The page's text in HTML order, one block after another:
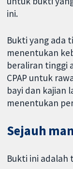
ini.
Bukti yang ada
menentukan
beraliran tinggi
CPAP untuk
bayi dan kajian
menentukan
Sejauh
Bukti ini adalah